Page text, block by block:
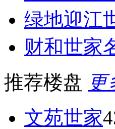
绿地迎江
财和世家
推荐楼盘
文苑世家